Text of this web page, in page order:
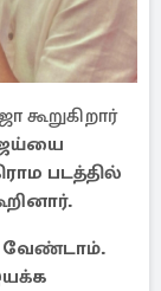
கூறுகிறார்
படத்தில்